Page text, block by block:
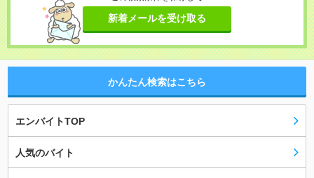
新着メールを受け取る
かんたん検索はこちら
エンバイトTOP
人気のバイト